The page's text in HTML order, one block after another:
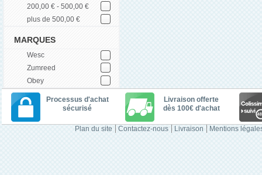
200,00 € - 500,00 €
plus de 500,00 €
MARQUES
Wesc
Zumreed
Obey
Processus d'achat
sécurisé
Livraison offerte
dès 100€ d'achat
Plan du site Contactez-nous Livraison Mentions